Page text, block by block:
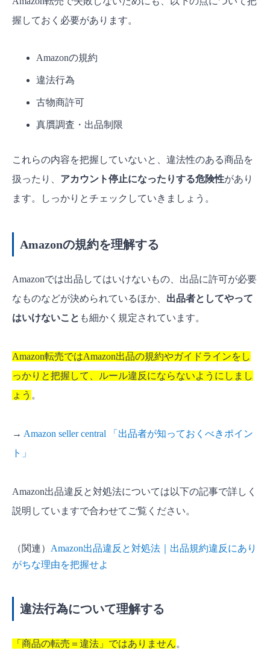
握しておく必要があります。
Amazonの規約
違法行為
古物商許可
真贋調査・出品制限
これらの内容を把握していないと、違法性のある商品を
扱ったり、 アカウント停止になったりする危険性があり
ます。しっかりとチェックしていきましょう。
Amazonの規約を理解する
Amazonでは出品してはいけないもの、出品に許可が必要
なものなどが決められているほか、 出品者としてやって
はいけないこと も細かく規定されています。
Amazon転売ではAmazon出品の規約やガイドラインをし
っかりと把握して、ルール違反にならないようにしまし
ょう 。
→ Amazon seller central 「出品者が知っておくべきポイン
ト」
Amazon出品違反と対処法については以下の記事で詳しく
説明していますで合わせてご覧ください。
（関連） Amazon出品違反と対処法｜出品規約違反にあり
がちな理由を把握せよ
違法行為について理解する
「商品の転売＝違法」ではありません。